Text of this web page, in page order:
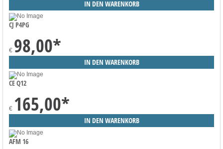
CJ P4PG
€ 98,00*
CE Q12
€ 165,00*
AFM 16